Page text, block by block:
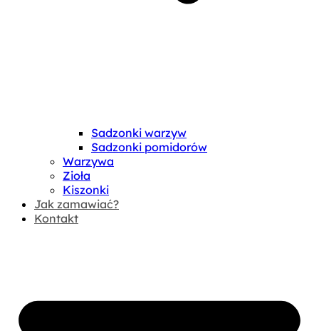
Sadzonki warzyw
Sadzonki pomidorów
Warzywa
Zioła
Kiszonki
Jak zamawiać?
Kontakt